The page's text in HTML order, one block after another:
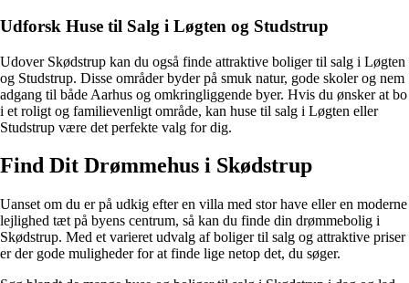
Udforsk Huse til Salg i Løgten og Studstrup
Udover Skødstrup kan du også finde attraktive boliger til salg i Løgten
og Studstrup. Disse områder byder på smuk natur, gode skoler og nem
adgang til både Aarhus og omkringliggende byer. Hvis du ønsker at bo
i et roligt og familievenligt område, kan huse til salg i Løgten eller
Studstrup være det perfekte valg for dig.
Find Dit Drømmehus i Skødstrup
Uanset om du er på udkig efter en villa med stor have eller en moderne
lejlighed tæt på byens centrum, så kan du finde din drømmebolig i
Skødstrup. Med et varieret udvalg af boliger til salg og attraktive priser
er der gode muligheder for at finde lige netop det, du søger.